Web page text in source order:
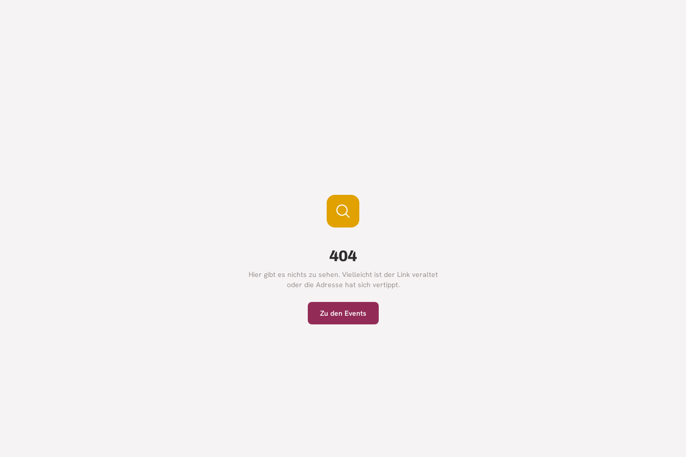
404
Hier gibt es nichts zu sehen. Vielleicht ist der Link veraltet
oder die Adresse hat sich vertippt.
Zu den Events